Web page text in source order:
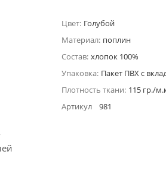
Цвет: Голубой
Материал: поплин
Состав: хлопок 100%
Упаковка: Пакет ПВХ с
Плотность ткани: 115 гр./
Артикул
981